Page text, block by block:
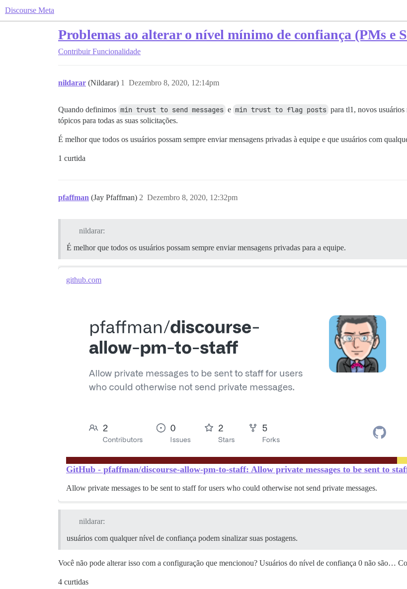
Discourse Meta
Problemas ao alterar o nível mínimo de confiança (PMs e
Contribuir Funcionalidade
nildarar (Nildarar) Dezembro 8, 2020, 12:14pm
1
Quando definimos min trust to send messages e min trust to flag posts para tl1, novos usuários
tópicos para todas as suas solicitações.
É melhor que todos os usuários possam sempre enviar mensagens privadas à equipe e que usuários com
1 curtida
pfaffman (Jay Pfaffman) Dezembro 8, 2020, 12:32pm
2
nildarar:
É melhor que todos os usuários possam sempre enviar mensagens privadas para a equipe.
github.com
GitHub - pfaffman/discourse-allow-pm-to-staff: Allow private messages to be sent to
Allow private messages to be sent to staff for users who could otherwise not send private messages.
nildarar:
usuários com qualquer nível de confiança podem sinalizar suas postagens.
Você não pode alterar isso com a configuração que mencionou? Usuários do nível de confiança 0 não são…
4 curtidas